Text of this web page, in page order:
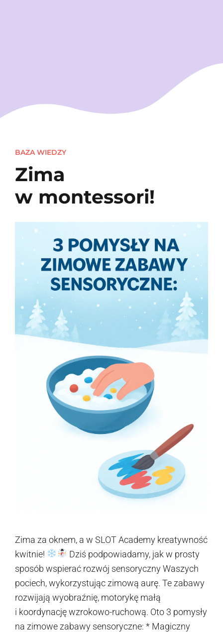
BAZA WIEDZY
Zima
w montessori!
Zima za oknem, a w SLOT Academy kreatywność
kwitnie!
Dziś podpowiadamy, jak w prosty
sposób wspierać rozwój sensoryczny Waszych
pociech, wykorzystując zimową aurę. Te zabawy
rozwijają wyobraźnię, motorykę małą
i koordynację wzrokowo-ruchową. Oto 3 pomysły
na zimowe zabawy sensoryczne: * Magiczny